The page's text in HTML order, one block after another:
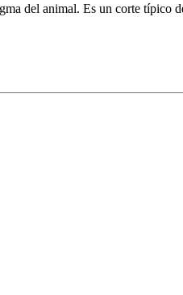
del animal. Es un corte típico